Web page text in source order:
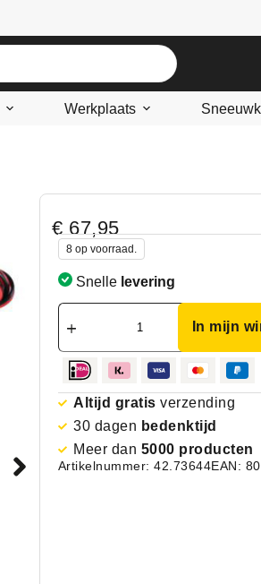
Werkplaats
€67,95
8 op voorraad.
Snelle levering
In mijn
Altijd gratis verzending
30 dagen bedenktijd
Meer dan 5000 producten
Artikelnummer: 42.73644EAN: